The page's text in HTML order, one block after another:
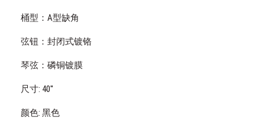
桶型：A型缺角
弦钮：封闭式镀铬
琴弦：磷铜镀膜
尺寸: 40''
颜色: 黑色